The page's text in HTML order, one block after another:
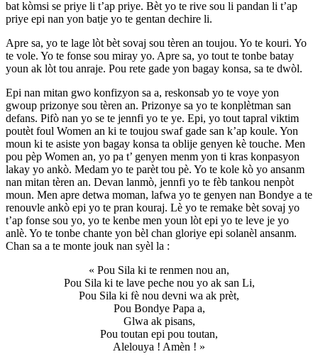
bat kòmsi se priye li t’ap priye. Bèt yo te rive sou li pandan li t’ap
priye epi nan yon batje yo te gentan dechire li.
Apre sa, yo te lage lòt bèt sovaj sou tèren an toujou. Yo te kouri. Yo
te vole. Yo te fonse sou miray yo. Apre sa, yo tout te tonbe batay
youn ak lòt tou anraje. Pou rete gade yon bagay konsa, sa te dwòl.
Epi nan mitan gwo konfizyon sa a, reskonsab yo te voye yon
gwoup prizonye sou tèren an. Prizonye sa yo te konplètman san
defans. Pifò nan yo se te jennfi yo te ye. Epi, yo tout tapral viktim
poutèt foul Women an ki te toujou swaf gade san k’ap koule. Yon
moun ki te asiste yon bagay konsa ta oblije genyen kè touche. Men
pou pèp Women an, yo pa t’ genyen menm yon ti kras konpasyon
lakay yo ankò. Medam yo te parèt tou pè. Yo te kole kò yo ansanm
nan mitan tèren an. Devan lanmò, jennfi yo te fèb tankou nenpòt
moun. Men apre detwa moman, lafwa yo te genyen nan Bondye a te
renouvle ankò epi yo te pran kouraj. Lè yo te remake bèt sovaj yo
t’ap fonse sou yo, yo te kenbe men youn lòt epi yo te leve je yo
anlè. Yo te tonbe chante yon bèl chan gloriye epi solanèl ansanm.
Chan sa a te monte jouk nan syèl la :
« Pou Sila ki te renmen nou an,
Pou Sila ki te lave peche nou yo ak san Li,
Pou Sila ki fè nou devni wa ak prèt,
Pou Bondye Papa a,
Glwa ak pisans,
Pou toutan epi pou toutan,
Alelouya ! Amèn ! »